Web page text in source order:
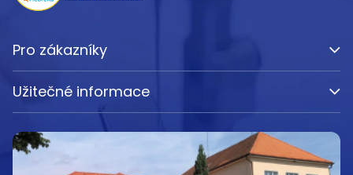
Pro zákazníky
Užitečné informace